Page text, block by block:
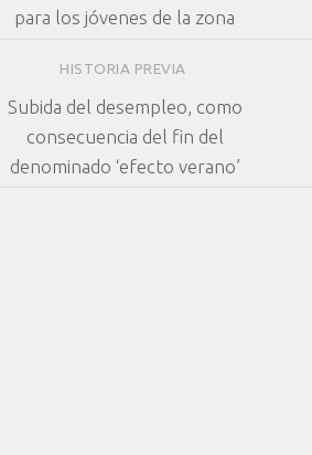
para los jóvenes de la zona
HISTORIA PREVIA
Subida del desempleo, como
consecuencia del fin del
denominado ‘efecto verano’